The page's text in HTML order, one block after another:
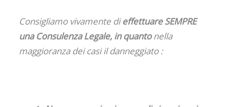
Consigliamo vivamente dieffettuare SEMPRE
una Consulenza Legale, in quantonella
maggioranza dei casi il danneggiato :